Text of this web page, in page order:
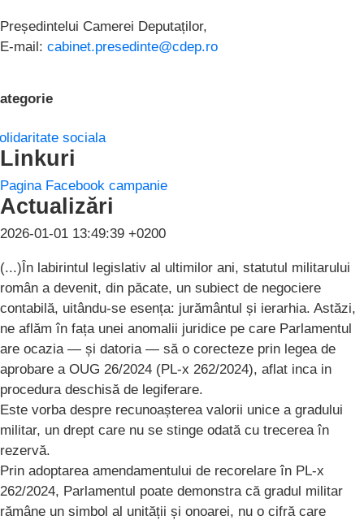
Președintelui Camerei Deputaților,
E-mail: cabinet.presedinte@cdep.ro
sociala
Linkuri
Pagina Facebook campanie
Actualizări
2026-01-01 13:49:39 +0200
(...)În labirintul legislativ al ultimilor ani, statutul militarului
român a devenit, din păcate, un subiect de negociere
contabilă, uitându-se esența: jurământul și ierarhia. Astăzi,
ne aflăm în fața unei anomalii juridice pe care Parlamentul
are ocazia — și datoria — să o corecteze prin legea de
aprobare a OUG 26/2024 (PL-x 262/2024), aflat inca in
procedura deschisă de legiferare.
Este vorba despre recunoașterea valorii unice a gradului
militar, un drept care nu se stinge odată cu trecerea în
rezervă.
Prin adoptarea amendamentului de recorelare în PL-x
262/2024, Parlamentul poate demonstra că gradul militar
rămâne un simbol al unității și onoarei, nu o cifră care